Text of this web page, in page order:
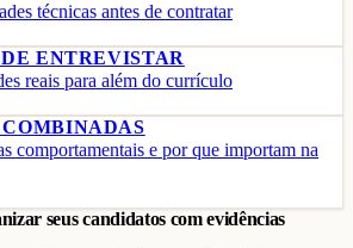
técnicas antes de contratar
ENTREVISTAR
reais para além do currículo
comportamentais e por que importam na
seus candidatos com evidências